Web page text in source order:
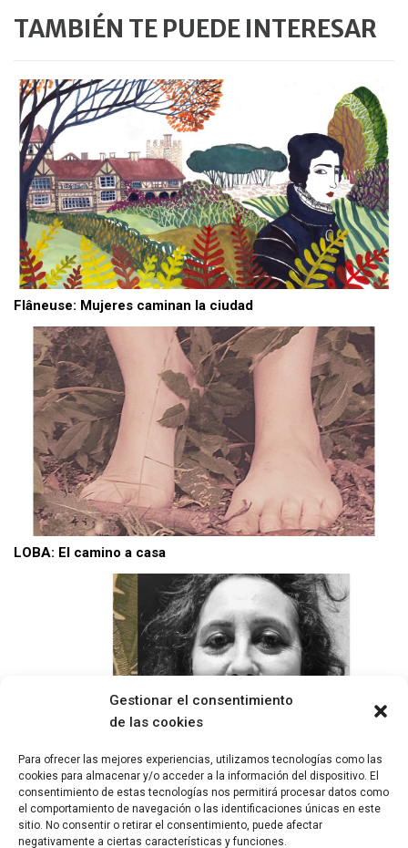
Gestionar el consentimiento
de las cookies
Para ofrecer las mejores experiencias, utilizamos tecnologías como las
cookies para almacenar y/o acceder a la información del dispositivo. El
consentimiento de estas tecnologías nos permitirá procesar datos como
el comportamiento de navegación o las identificaciones únicas en este
sitio. No consentir o retirar el consentimiento, puede afectar
negativamente a ciertas características y funciones.
TAMBIÉN TE PUEDE INTERESAR
Flâneuse: Mujeres caminan la ciudad
LOBA: El camino a casa
Isabel del Río: Nuestros países siempre han gozado de
una fecunda tradición literaria y artística